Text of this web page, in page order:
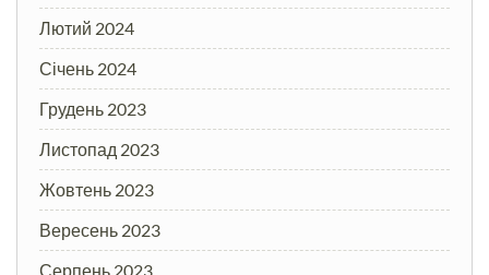
Лютий 2024
Січень 2024
Грудень 2023
Листопад 2023
Жовтень 2023
Вересень 2023
Серпень 2023